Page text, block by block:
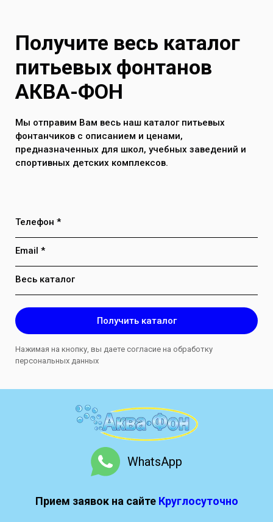
Получите весь каталог
питьевых фонтанов
АКВА-ФОН
Мы отправим Вам весь наш каталог питьевых
фонтанчиков с описанием и ценами,
предназначенных для школ, учебных заведений и
спортивных детских комплексов.
Телефон *
Email *
Весь каталог
Получить каталог
Нажимая на кнопку, вы даете согласие на обработку
персональных данных
WhatsApp
Прием заявок на сайте Круглосуточно